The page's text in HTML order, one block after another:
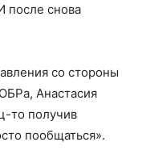
после снова
со стороны
Анастасия
то получив
пообщаться».